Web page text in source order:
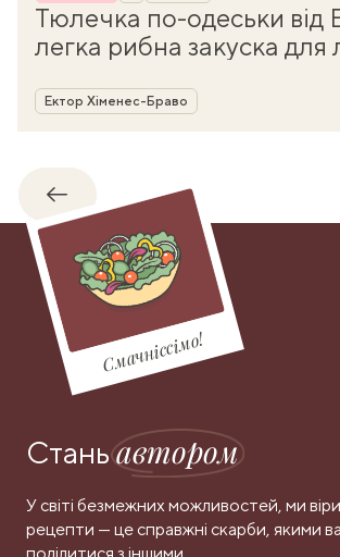
Тюлечка по-одеськи від
легка рибна закуска для
Автор
Ектор Хіменес-Браво
Назад
Смачніссімо!
Станьавтором
У світі безмежних можливостей, ми
рецепти — це справжні скарби, якими